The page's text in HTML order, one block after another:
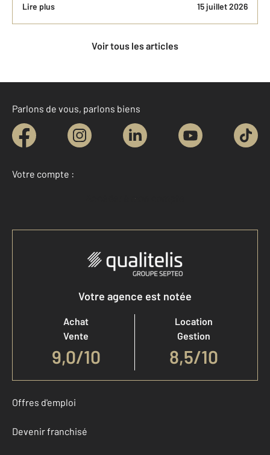
Lire plus 15 juillet 2026
Voir tous les articles
Parlons de vous, parlons biens
Votre compte :
Accéder à mon compte
Votre agence est notée
Achat
Vente
9,0/10
Location
Gestion
8,5/10
Offres d'emploi
Devenir franchisé